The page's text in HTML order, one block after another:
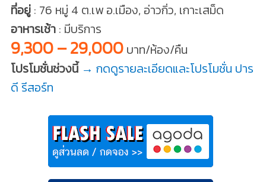
ที่อยู่: 76 หมู่ 4 ต.เพ อ.เมือง, อ่าวกิ่ว, เกาะเสม็ด
อาหารเช้า: มีบริการ
9,300 – 29,000บาท/ห้อง/คืน
โปรโมชั่นช่วงนี้ → กดดูรายละเอียดและโปรโมชั่น ปาร
ดี รีสอร์ท